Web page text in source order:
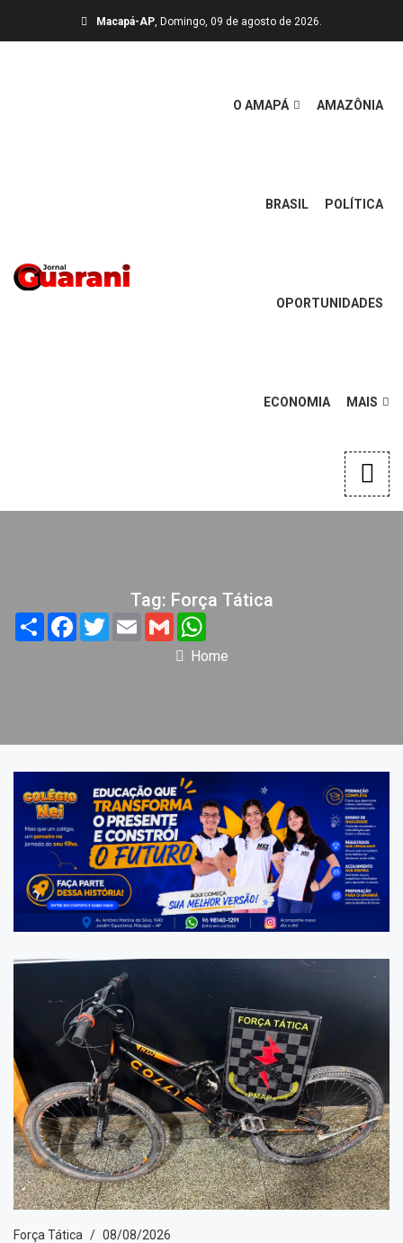
Macapá-AP, Domingo, 09 de agosto de 2026.
O AMAPÁ AMAZÔNIA
BRASIL POLÍTICA
OPORTUNIDADES
ECONOMIA MAIS
Tag: Força Tática
Share FacebookTwitterEmail Gmail
Home
Força Tática 08/08/2026